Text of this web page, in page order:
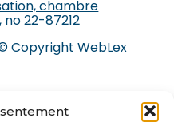
chambre
no 22-87212
Copyright WebLex